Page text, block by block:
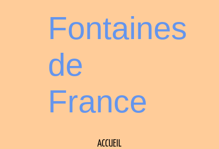
Fontaines
de
France
ACCUEIL